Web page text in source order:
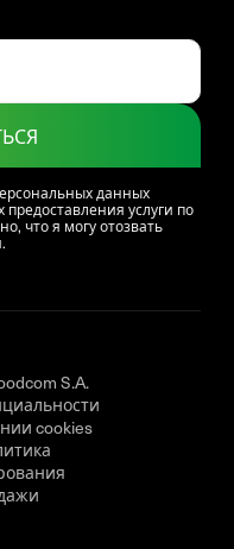
данных
услуги по
что я могу отозвать
S.A.
cookies